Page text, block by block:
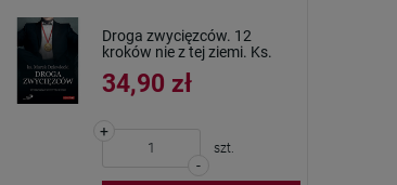
Droga zwycięzców. 12
kroków nie z tej ziemi. Ks.
34,90 zł
-
+
szt.